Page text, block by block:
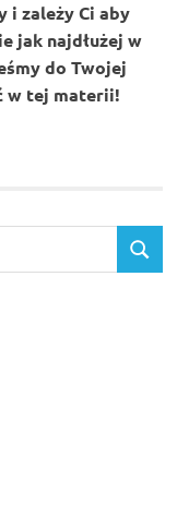
i zależy Ci aby
jak najdłużej w
do Twojej
w tej materii!
SEARCH